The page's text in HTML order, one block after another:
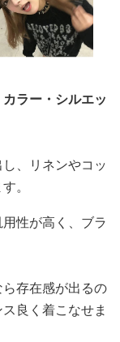
ラー・シルエッ
、リネンやコッ
。
性が高く、ブラ
存在感が出るの
良く着こなせま